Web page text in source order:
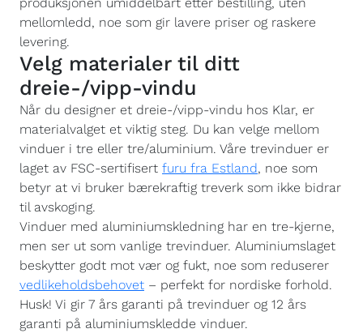
mellomledd, noe som gir lavere priser og raskere
levering.
Velg materialer til ditt
dreie-/vipp-vindu
Når du designer et dreie-/vipp-vindu hos Klar, er
materialvalget et viktig steg. Du kan velge mellom
vinduer i tre eller tre/aluminium. Våre trevinduer er
laget av FSC-sertifisert furu fra Estland, noe som
betyr at vi bruker bærekraftig treverk som ikke bidrar
til avskoging.
Vinduer med aluminiumskledning har en tre-kjerne,
men ser ut som vanlige trevinduer. Aluminiumslaget
beskytter godt mot vær og fukt, noe som reduserer
vedlikeholdsbehovet – perfekt for nordiske forhold.
Husk! Vi gir 7 års garanti på trevinduer og 12 års
garanti på aluminiumskledde vinduer.